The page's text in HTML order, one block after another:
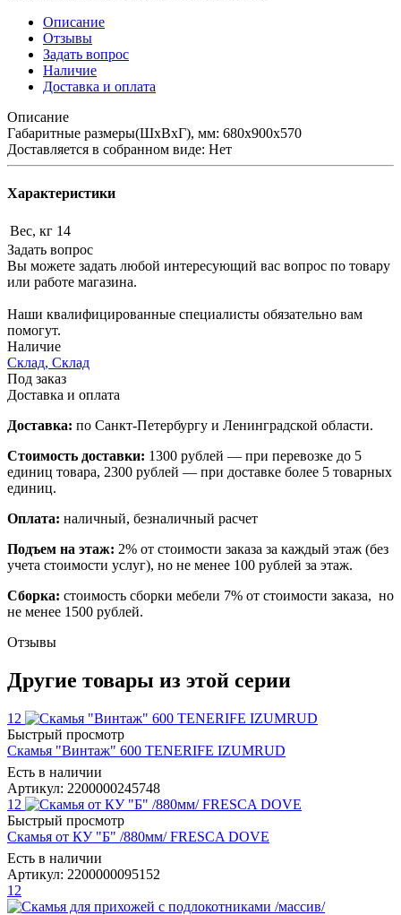
Описание
Отзывы
Задать вопрос
Наличие
Доставка и оплата
Описание
Габаритные размеры(ШхВхГ), мм: 680х900х570
Доставляется в собранном виде: Нет
Характеристики
Вес, кг 14
Задать вопрос
Вы можете задать любой интересующий вас вопрос по товару
или работе магазина.
Наши квалифицированные специалисты обязательно вам
помогут.
Наличие
Склад, Склад
Под заказ
Доставка и оплата
Доставка: по Санкт-Петербургу и Ленинградской области.
Стоимость доставки: 1300 рублей — при перевозке до 5
единиц товара, 2300 рублей — при доставке более 5 товарных
единиц.
Оплата: наличный, безналичный расчет
Подъем на этаж: 2% от стоимости заказа за каждый этаж (без
учета стоимости услуг), но не менее 100 рублей за этаж.
Сборка: стоимость сборки мебели 7% от стоимости заказа, но
не менее 1500 рублей.
Отзывы
Другие товары из этой серии
12
Быстрый просмотр
Скамья "Винтаж" 600 TENERIFE IZUMRUD
Есть в наличии
Артикул: 2200000245748
12
Быстрый просмотр
Скамья от КУ "Б" /880мм/ FRESCA DOVE
Есть в наличии
Артикул: 2200000095152
12